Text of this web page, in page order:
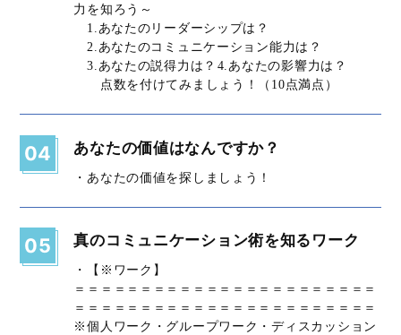
力を知ろう～
1.あなたのリーダーシップは？
2.あなたのコミュニケーション能力は？
3.あなたの説得力は？ 4.あなたの影響力は？
点数を付けてみましょう！（10点満点）
04 あなたの価値はなんですか？
・あなたの価値を探しましょう！
05 真のコミュニケーション術を知るワーク
・【※ワーク】
＝＝＝＝＝＝＝＝＝＝＝＝＝＝＝＝＝＝＝＝＝＝＝
＝＝＝＝＝＝＝＝＝＝＝＝＝＝＝＝＝＝＝＝＝＝＝
※個人ワーク・グループワーク・ディスカッション